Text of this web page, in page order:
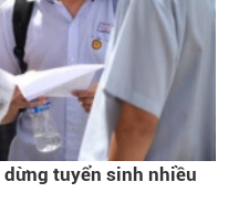
tuyển sinh nhiều